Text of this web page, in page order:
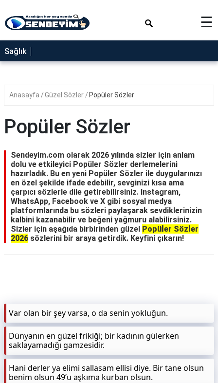
SAĞLIK
NEDİR
YEMEK
RÜYA
TABİRLERİ
GEZİLECEK
YERLER
BLOG
☰
Sağlık
Anasayfa Güzel Sözler Popüler Sözler
Popüler Sözler
Sendeyim.com olarak 2026 yılında sizler için anlam
dolu ve etkileyici Popüler Sözler derlemelerini
hazırladık. Bu en yeni Popüler Sözler ile duygularınızı
en özel şekilde ifade edebilir, sevginizi kısa ama
çarpıcı sözlerle dile getirebilirsiniz. Instagram,
WhatsApp, Facebook ve X gibi sosyal medya
platformlarında bu sözleri paylaşarak sevdiklerinizin
kalbini kazanabilir ve beğeni yağmuru alabilirsiniz.
Sizler için aşağıda birbirinden güzel Popüler Sözler
2026 sözlerini bir araya getirdik. Keyfini çıkarın!
Var olan bir şey varsa, o da senin yokluğun.
Dünyanın en güzel frikiği; bir kadının gülerken
saklayamadığı gamzesidir.
Hani derler ya elimi sallasam ellisi diye. Bir tane olsun
benim olsun 49’u aşkıma kurban olsun.